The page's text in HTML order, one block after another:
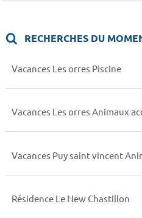
RECHERCHES DU
Vacances Les orres Piscine
Vacances Les orres Animaux
Vacances Puy saint vincent
Résidence Le New Chastillon